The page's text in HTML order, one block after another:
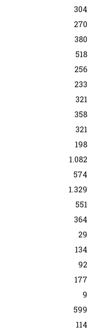
304
270
380
518
256
233
321
358
321
198
1.082
574
1.329
551
364
29
134
92
177
9
599
114